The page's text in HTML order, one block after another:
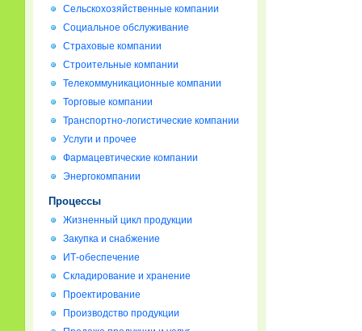
Сельскохозяйственные компании
Социальное обслуживание
Страховые компании
Строительные компании
Телекоммуникационные компании
Торговые компании
Транспортно-логистические компании
Услуги и прочее
Фармацевтические компании
Энергокомпании
Процессы
Жизненный цикл продукции
Закупка и снабжение
ИТ-обеспечение
Складирование и хранение
Проектирование
Производство продукции